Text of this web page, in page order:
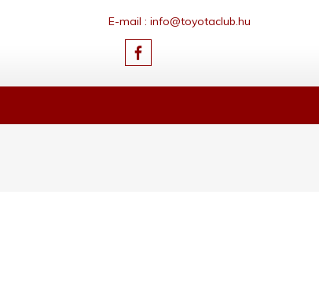
E-mail : info@toyotaclub.hu